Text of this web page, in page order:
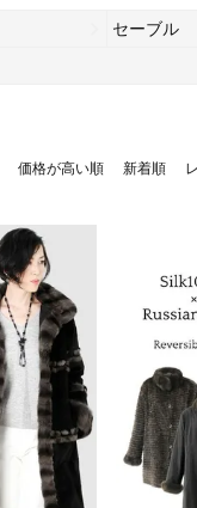
セーブル
価格が高い順 新着順